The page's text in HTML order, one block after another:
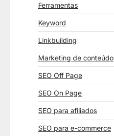
Ferramentas
Keyword
Linkbuilding
Marketing de conteúdo
SEO Off Page
SEO On Page
SEO para afiliados
SEO para e-commerce